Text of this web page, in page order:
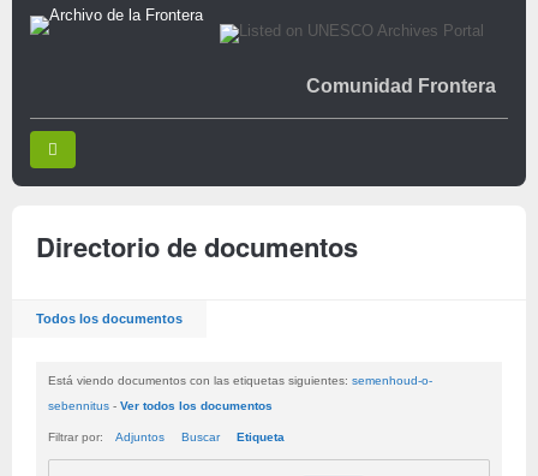
Comunidad Frontera
Directorio de documentos
Todos los documentos
Está viendo documentos con las etiquetas siguientes: semenhoud-o-
sebennitus - Ver todos los documentos
Filtrar por: Adjuntos Buscar Etiqueta